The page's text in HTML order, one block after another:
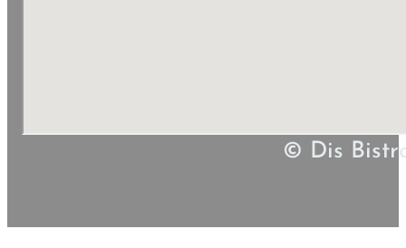
© Dis